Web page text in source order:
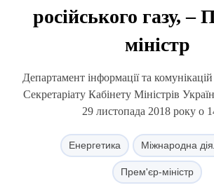
російського газу, –
міністр
Департамент інформації та
Секретаріату Кабінету Міністрів
29 листопада 2018 року о
Енергетика Міжнародна
Прем'єр-міністр